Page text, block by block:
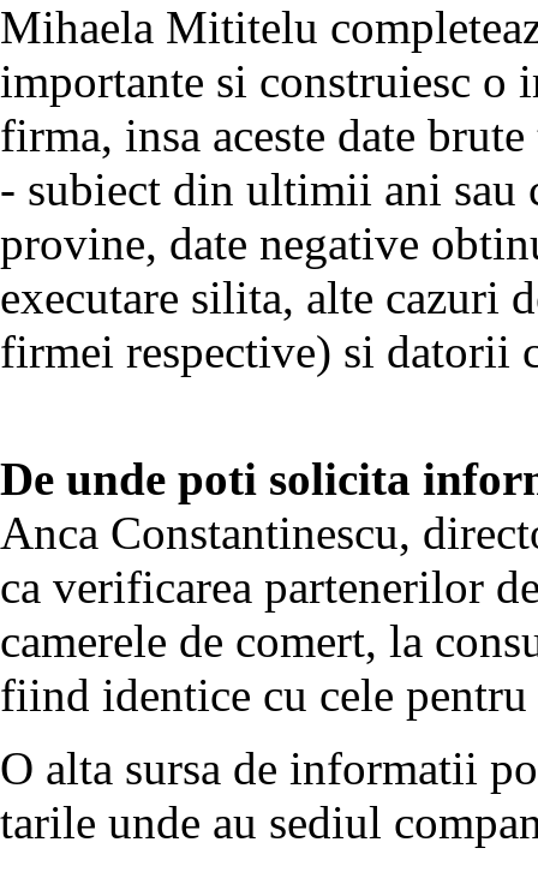
Mihaela Mititelu
importante si construiesc o
firma, insa aceste date
- subiect din ultimii ani sau
provine, date negative
executare silita, alte cazuri
firmei respective) si datorii
De unde poti solicita
Anca Constantinescu,
ca verificarea partenerilor
camerele de comert, la
fiind identice cu cele
O alta sursa de informatii
tarile unde au sediul